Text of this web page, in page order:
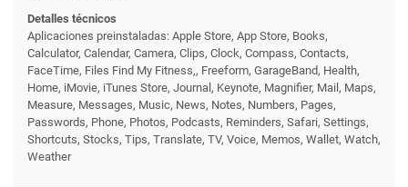
Detalles técnicos
Aplicaciones preinstaladas: Apple Store, App Store, Books,
Calculator, Calendar, Camera, Clips, Clock, Compass, Contacts,
FaceTime, Files Find My Fitness,, Freeform, GarageBand, Health,
Home, iMovie, iTunes Store, Journal, Keynote, Magnifier, Mail, Maps,
Measure, Messages, Music, News, Notes, Numbers, Pages,
Passwords, Phone, Photos, Podcasts, Reminders, Safari, Settings,
Shortcuts, Stocks, Tips, Translate, TV, Voice, Memos, Wallet, Watch,
Weather